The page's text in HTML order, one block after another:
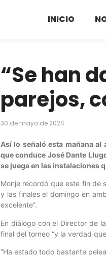
INICIO
“Se han
parejos,
30 de mayo de 2024
Así lo señaló esta mañana
que conduce José Dante
se juega en las instalaciones
Monje recordó que este fin de
y las finales el domingo en
excelente”.
En diálogo con el Director de
final del torneo “y la verdad
“Ha estado todo bastante